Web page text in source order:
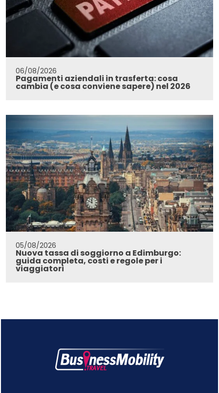
06/08/2026
Pagamenti aziendali in trasferta: cosa
cambia (e cosa conviene sapere) nel 2026
05/08/2026
Nuova tassa di soggiorno a Edimburgo:
guida completa, costi e regole per i
viaggiatori